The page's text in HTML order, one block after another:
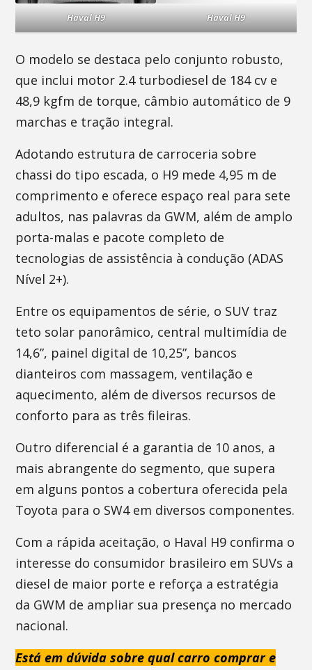
Haval H9 Haval H9
O modelo se destaca pelo conjunto robusto,
que inclui motor 2.4 turbodiesel de 184 cv e
48,9 kgfm de torque, câmbio automático de 9
marchas e tração integral.
Adotando estrutura de carroceria sobre
chassi do tipo escada, o H9 mede 4,95 m de
comprimento e oferece espaço real para sete
adultos, nas palavras da GWM, além de amplo
porta-malas e pacote completo de
tecnologias de assistência à condução (ADAS
Nível 2+).
Entre os equipamentos de série, o SUV traz
teto solar panorâmico, central multimídia de
14,6”, painel digital de 10,25”, bancos
dianteiros com massagem, ventilação e
aquecimento, além de diversos recursos de
conforto para as três fileiras.
Outro diferencial é a garantia de 10 anos, a
mais abrangente do segmento, que supera
em alguns pontos a cobertura oferecida pela
Toyota para o SW4 em diversos componentes.
Com a rápida aceitação, o Haval H9 confirma o
interesse do consumidor brasileiro em SUVs a
diesel de maior porte e reforça a estratégia
da GWM de ampliar sua presença no mercado
nacional.
Está em dúvida sobre qual carro comprar e